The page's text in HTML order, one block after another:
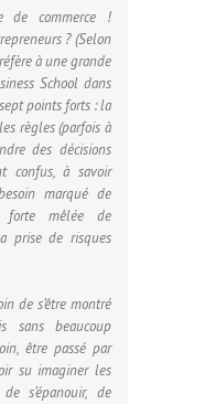
de commerce !
? (Selon
à une grande
School dans
points forts : la
règles (parfois à
des décisions
confus, à savoir
marqué de
forte mêlée de
prise de risques
de s’être montré
sans beaucoup
être passé par
su imaginer les
s’épanouir, de